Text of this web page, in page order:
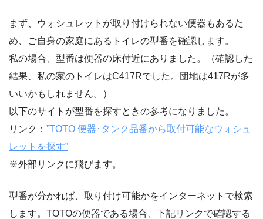
まず、ウォシュレットが取り付けられない便器もあるた
め、ご自身の家庭にあるトイレの型番を確認します。
私の場合、型番は便器の床付近にありました。（確認した
結果、私の家のトイレはC417Rでした。団地は417Rが多
いいかもしれません。）
以下のサイトが型番を探すときの参考になりました。
リンク： ”TOTO 便器･タンク品番から取付可能なウォシュ
レットを探す”
※外部リンクに飛びます。
型番が分かれば、取り付け可能かをインターネットで検索
します。TOTOの便器である場合、下記リンクで確認する